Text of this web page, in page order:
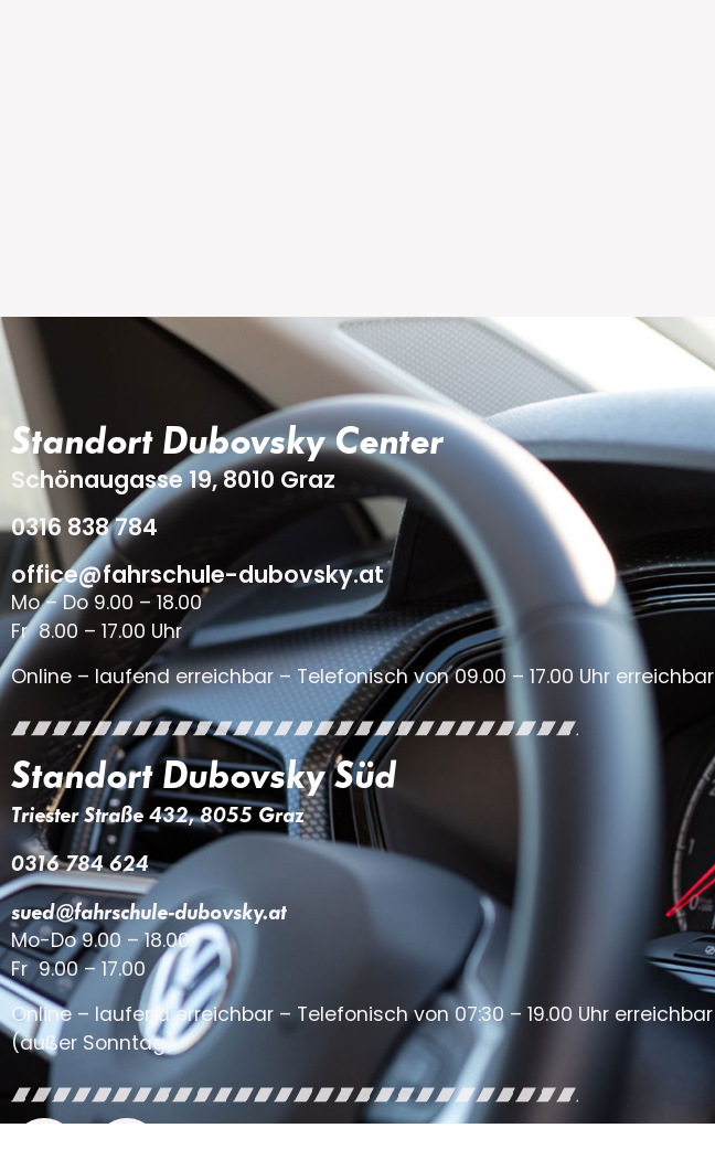
Standort Dubovsky Center
Schönaugasse 19, 8010 Graz
0316 838 784
office@fahrschule-dubovsky.at
Mo – Do 9.00 – 18.00
Fr 8.00 – 17.00 Uhr
Online – laufend erreichbar – Telefonisch von 09.00 – 17.00 Uhr erreichbar
Standort Dubovsky Süd
Triester Straße 432, 8055 Graz
0316 784 624
sued@fahrschule-dubovsky.at
Mo-Do 9.00 – 18.00
Fr 9.00 – 17.00
Online – laufend erreichbar – Telefonisch von 07:30 – 19.00 Uhr erreichbar
(außer Sonntag)